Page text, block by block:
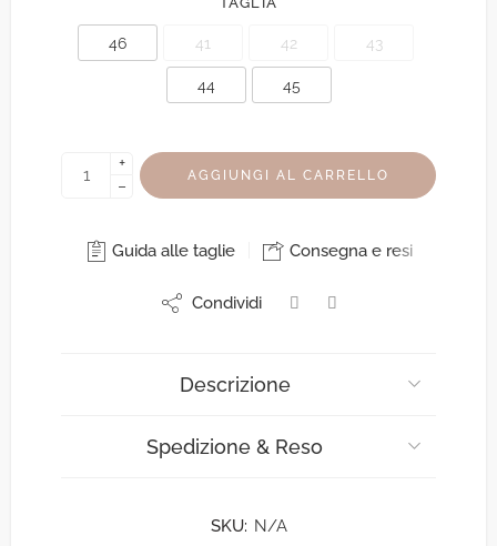
46 41 42 43
44 45
+
−
AGGIUNGI AL CARRELLO
Guida alle taglie Consegna e resi
Condividi
Descrizione
Spedizione & Reso
SKU: N/A